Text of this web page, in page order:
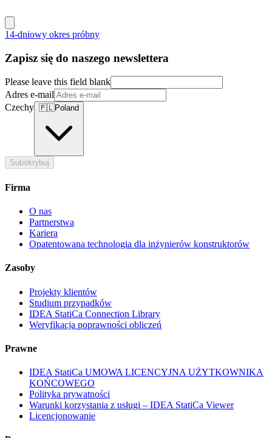
14-dniowy okres próbny
Zapisz się do naszego newslettera
Please leave this field blank
Adres e-mail
Czechy 🇵🇱Poland
Subskrybuj
Firma
O nas
Partnerstwa
Kariera
Opatentowana technologia dla inżynierów konstruktorów
Zasoby
Projekty klientów
Studium przypadków
IDEA StatiCa Connection Library
Weryfikacja poprawności obliczeń
Prawne
IDEA StatiCa UMOWA LICENCYJNA UŻYTKOWNIKA
KOŃCOWEGO
Polityka prywatności
Warunki korzystania z usługi – IDEA StatiCa Viewer
Licencjonowanie